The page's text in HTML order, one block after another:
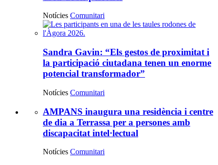
Notícies Comunitari
Sandra Gavin: “Els gestos de proximitat i
la participació ciutadana tenen un enorme
potencial transformador”
Notícies Comunitari
Més
notícies
AMPANS inaugura una residència i centre
de dia a Terrassa per a persones amb
discapacitat intel·lectual
Notícies Comunitari